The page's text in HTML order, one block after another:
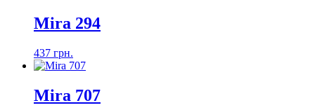
Mira 294
437 грн.
Mira 707